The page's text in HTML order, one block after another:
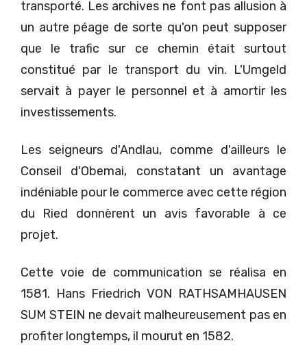
transporté. Les archives ne font pas allusion à
un autre péage de sorte qu'on peut supposer
que le trafic sur ce chemin était surtout
constitué par le transport du vin. L'Umgeld
servait à payer le personnel et à amortir les
investissements.
Les seigneurs d'Andlau, comme d'ailleurs le
Conseil d'Obemai, constatant un avantage
indéniable pour le commerce avec cette région
du Ried donnèrent un avis favorable à ce
projet.
Cette voie de communication se réalisa en
1581. Hans Friedrich VON RATHSAMHAUSEN
SUM STEIN ne devait malheureusement pas en
profiter longtemps, il mourut en 1582.